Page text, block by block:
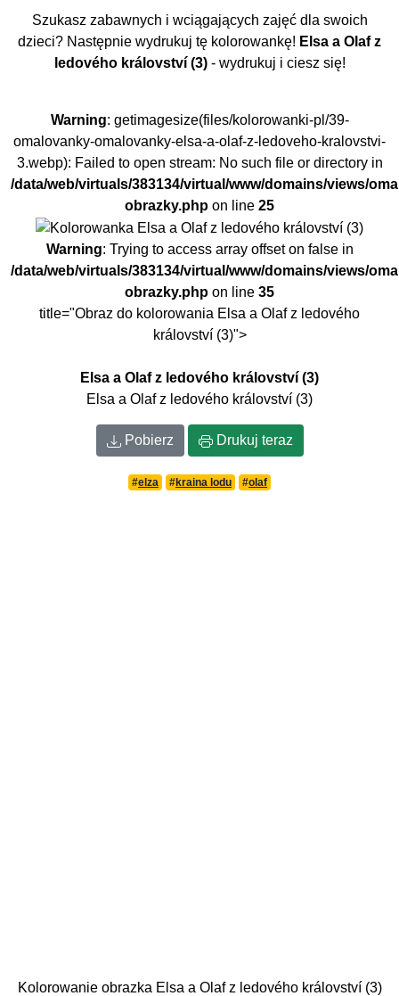
Szukasz zabawnych i wciągających zajęć dla swoich
dzieci? Następnie wydrukuj tę kolorowankę! Elsa a Olaf z
ledového království (3)- wydrukuj i ciesz się!
Warning: getimagesize(files/kolorowanki-pl/39-
omalovanky-omalovanky-elsa-a-olaf-z-ledoveho-kralovstvi-
3.webp): Failed to open stream: No such file or directory in
/data/web/virtuals/383134/virtual/www/domains/views/
obrazky.php on line 25
Warning: Trying to access array offset on false in
/data/web/virtuals/383134/virtual/www/domains/views/
obrazky.php on line 35
title="Obraz do kolorowania Elsa a Olaf z ledového
království (3)">
Elsa a Olaf z ledového království (3)
Elsa a Olaf z ledového království (3)
Pobierz Drukuj teraz
#elza #kraina lodu #olaf
Kolorowanie obrazka Elsa a Olaf z ledového království (3)